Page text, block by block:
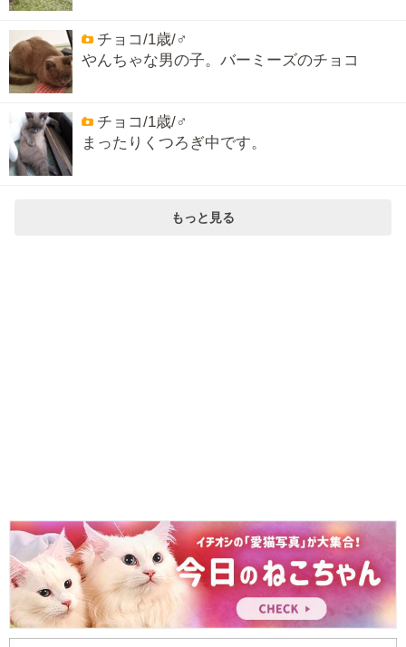
チョコ/1歳/♂
やんちゃな男の子。バーミーズのチョコ
チョコ/1歳/♂
まったりくつろぎ中です。
もっと見る